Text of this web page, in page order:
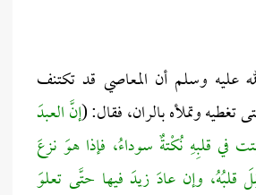
عليه وسلم أن المعاصي قد تكتنف
تغطيه وتملأه بالران، فقال: (إنَّ العبدَ
في قلبِهِ نُكْتةٌ سوداءُ، فإذا هوَ نزعَ
وإن عادَ زيدَ فيها حتَّى تعلوَ